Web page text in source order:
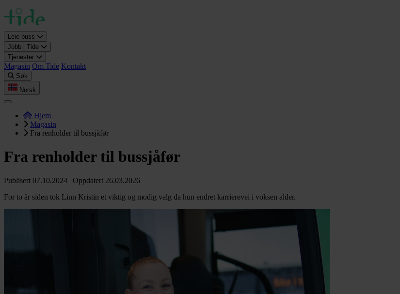
Leie buss
Jobb i Tide
Tjenester
Magasin Om Tide Kontakt
Søk
Norsk
Hjem
Magasin
Fra renholder til bussjåfør
Fra renholder til bussjåfør
Publisert 07.10.2024 | Oppdatert 26.03.2026
For to år siden tok Linn Kristin et viktig og modig valg da hun endret karrierevei i voksen alder.